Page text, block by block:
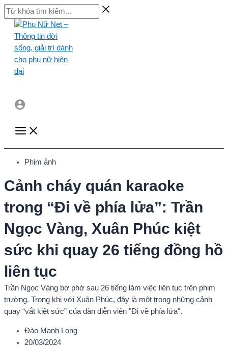
Skip
to
content
Từ
khóa
kiếm...
Main
Menu
Phim ảnh
Cảnh cháy quán karaoke
trong “Đi về phía lửa”: Trần
Ngọc Vàng, Xuân Phúc kiệt
sức khi quay 26 tiếng đồng hồ
liên tục
Trần Ngọc Vàng bơ phờ sau 26 tiếng làm việc liên tục trên phim
trường. Trong khi với Xuân Phúc, đây là một trong những cảnh
quay “vắt kiệt sức” của dàn diễn viên "Đi về phía lửa".
Đào Mạnh Long
20/03/2024